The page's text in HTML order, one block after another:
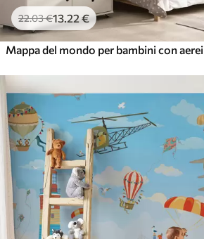
22.03€13.22€
Mappa del mondo per bambini con aerei